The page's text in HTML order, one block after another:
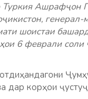
Ашрафҷон
шоистаи
6 феврали
дар корҳои